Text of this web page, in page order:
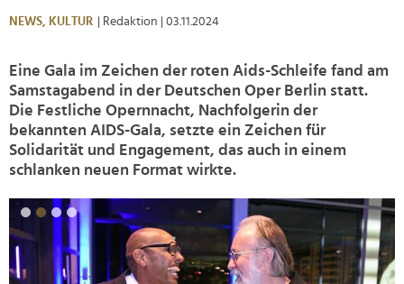
NEWS, KULTUR | Redaktion | 03.11.2024
Eine Gala im Zeichen der roten Aids-Schleife fand am
Samstagabend in der Deutschen Oper Berlin statt.
Die Festliche Opernnacht, Nachfolgerin der
bekannten AIDS-Gala, setzte ein Zeichen für
Solidarität und Engagement, das auch in einem
schlanken neuen Format wirkte.